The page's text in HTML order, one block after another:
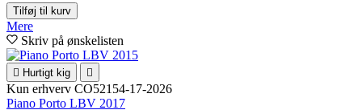
Tilføj til kurv
Mere
Skriv på ønskelisten
 Hurtigt kig 
Kun erhverv CO52154-17-2026
Piano Porto LBV 2017